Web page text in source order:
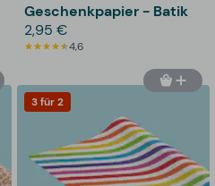
Geschenkpapier - Batik
2,95 €
4,6
3 für 2